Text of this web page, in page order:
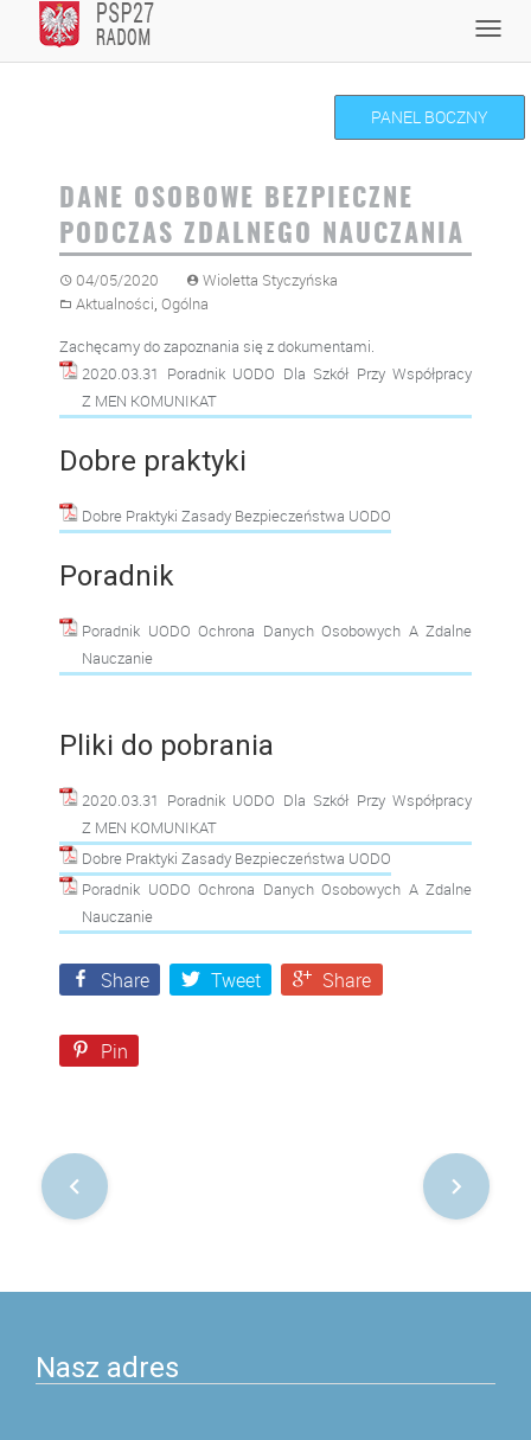
content
PANEL BOCZNY
DANE OSOBOWE BEZPIECZNE
PODCZAS ZDALNEGO NAUCZANIA
04/05/2020
Wioletta Styczyńska
Aktualności, Ogólna
Zachęcamy do zapoznania się z dokumentami.
2020.03.31 Poradnik UODO Dla Szkół Przy Współpracy
Z MEN KOMUNIKAT
Dobre praktyki
Dobre Praktyki Zasady Bezpieczeństwa UODO
Poradnik
Poradnik UODO Ochrona Danych Osobowych A Zdalne
Nauczanie
Pliki do pobrania
2020.03.31 Poradnik UODO Dla Szkół Przy Współpracy
Z MEN KOMUNIKAT
Dobre Praktyki Zasady Bezpieczeństwa UODO
Poradnik UODO Ochrona Danych Osobowych A Zdalne
Nauczanie
Share Tweet Share
Pin
Nawigacja
postach
Nasz adres